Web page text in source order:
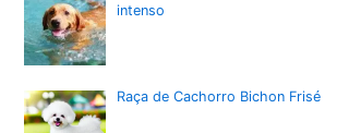
intenso
Raça de Cachorro Bichon Frisé